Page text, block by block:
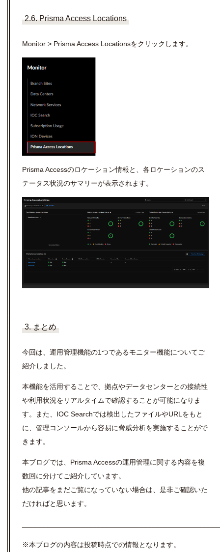
2.6. Prisma Access Locations
Monitor > Prisma Access Locationsをクリックします。
Prisma Accessのロケーション情報と、各ロケーションのス
テータス状況のサマリーが表示されます。
3. まとめ
今回は、運用管理機能の1つであるモニター機能についてご
紹介しました。
本機能を活用することで、拠点やデータセンターとの接続性
や利用状況をリアルタイムで確認することが可能になりま
す。また、IOC Searchでは検出したファイルやURLをもと
に、管理コンソールから容易に脅威分析を実施することがで
きます。
本ブログでは、Prisma Accessの運用管理に関する内容を複
数回に分けてご紹介しています。
他の記事をまだご覧になっていない場合は、是非ご確認いた
だければと思います。
※本ブログの内容は投稿時点での情報となります。